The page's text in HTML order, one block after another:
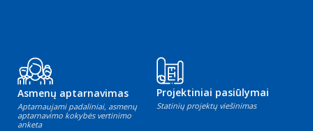
Asmenų aptarnavimas
Aptarnaujami padaliniai, asmenų
aptarnavimo kokybės vertinimo
anketa
Projektiniai pasiūlymai
Statinių projektų viešinimas